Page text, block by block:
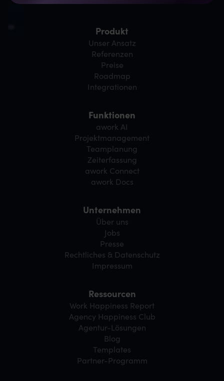
Produkt
Unser Ansatz
Referenzen
Preise
Roadmap
Integrationen
Funktionen
awork AI
Projektmanagement
Teamplanung
Zeiterfassung
awork Connect
awork Docs
Unternehmen
Über uns
Jobs
Presse
Rechtliches & Datenschutz
Impressum
Ressourcen
Work Happiness Report
Agency Happiness Club
Agentur-Lösungen
Blog
Templates
Partner-Programm